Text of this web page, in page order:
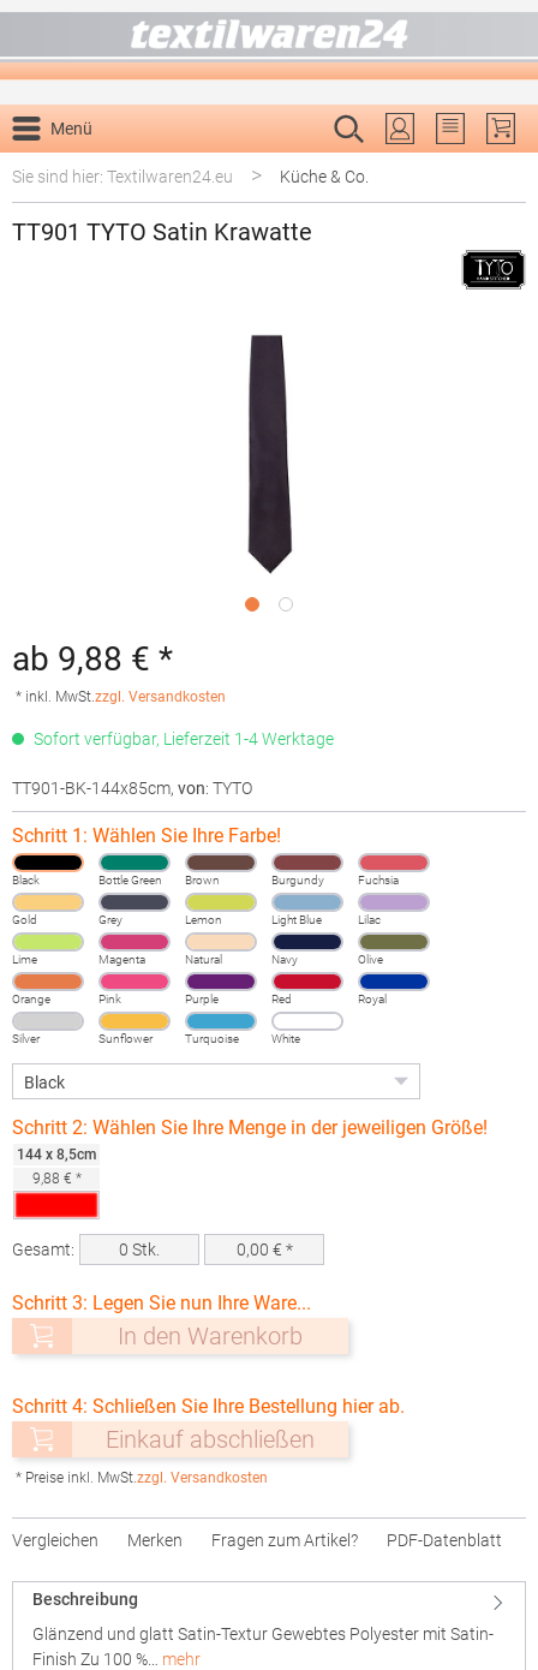
Menü
Du hast 0
Sie sind hier: Textilwaren24.eu
> Küche & Co.
TT901 TYTO Satin Krawatte
ab 9,88 € *
* inkl. MwSt.zzgl. Versandkosten
Sofort verfügbar, Lieferzeit 1-4 Werktage
TT901-BK-144x85cm, von: TYTO
Schritt 1: Wählen Sie Ihre Farbe!
Black Bottle Green Brown Burgundy Fuchsia
Gold Grey Lemon Light Blue Lilac
Lime Magenta Natural Navy Olive
Orange Pink Purple Red Royal
Silver Sunflower Turquoise White
Schritt 2: Wählen Sie Ihre Menge in der jeweiligen Größe!
144 x 8,5cm
9,88 € *
Gesamt: 0 Stk. 0,00 € *
Schritt 3: Legen Sie nun Ihre Ware...
In den Warenkorb
Schritt 4: Schließen Sie Ihre Bestellung hier ab.
Einkauf abschließen
* Preise inkl. MwSt.zzgl. Versandkosten
Vergleichen Merken Fragen zum Artikel? PDF-Datenblatt
Beschreibung
Glänzend und glatt Satin-Textur Gewebtes Polyester mit Satin-
Finish Zu 100 %… mehr